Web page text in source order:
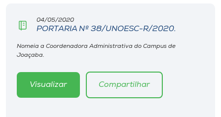
CPA
Biblioteca
Editora
04/05/2020
PORTARIA Nº 38/UNOESC-R/2020.
Nomeia a Coordenadora Administrativa do Campus de
Joaçaba.
Visualizar Compartilhar